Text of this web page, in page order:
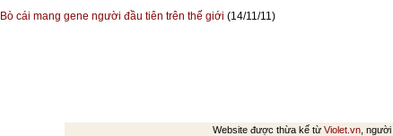
Bò cái mang gene người đầu tiên trên thế giới (14/11/11)
Website được thừa kế từ Violet.vn ,